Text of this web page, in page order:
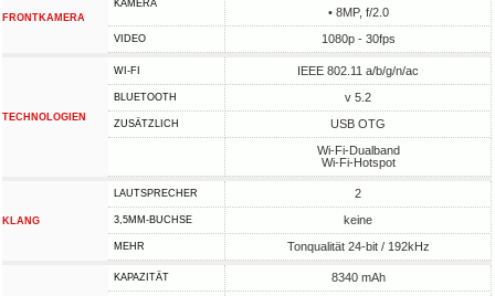
FRONTKAMERA
KAMERA
• 8MP, f/2.0
VIDEO 1080p - 30fps
TECHNOLOGIEN
WI-FI IEEE 802.11 a/b/g/n/ac
BLUETOOTH v 5.2
ZUSÄTZLICH
USB OTG
Wi-Fi-Dualband
Wi-Fi-Hotspot
KLANG
LAUTSPRECHER 2
3,5MM-BUCHSE keine
MEHR Tonqualität 24-bit / 192kHz
KAPAZITÄT 8340 mAh